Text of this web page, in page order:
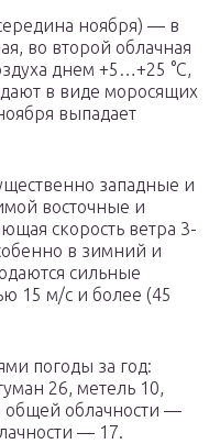
ноября) — в
во второй облачная
днем +5…+25 °C,
в виде моросящих
выпадает
западные и
восточные и
скорость ветра 3-
в зимний и
сильные
15 м/с и более (45
погоды за год:
26, метель 10,
общей облачности —
— 17.